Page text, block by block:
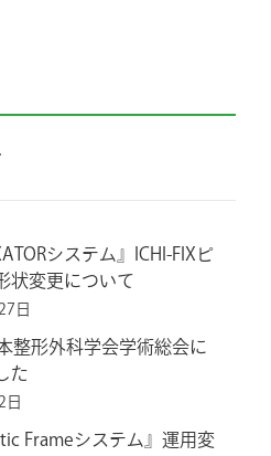
システム』ICHI-FIXピ
状変更について
日
整形外科学会学術総会に
た
日
Frameシステム』運用変